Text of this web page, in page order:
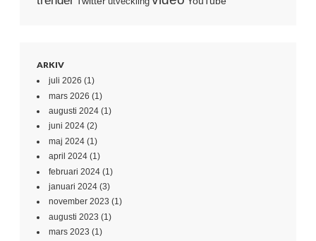
ARKIV
juli 2026 (1)
mars 2026 (1)
augusti 2024 (1)
juni 2024 (2)
maj 2024 (1)
april 2024 (1)
februari 2024 (1)
januari 2024 (3)
november 2023 (1)
augusti 2023 (1)
mars 2023 (1)